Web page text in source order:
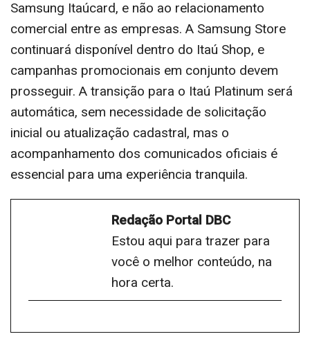
Samsung Itaúcard, e não ao relacionamento
comercial entre as empresas. A Samsung Store
continuará disponível dentro do Itaú Shop, e
campanhas promocionais em conjunto devem
prosseguir. A transição para o Itaú Platinum será
automática, sem necessidade de solicitação
inicial ou atualização cadastral, mas o
acompanhamento dos comunicados oficiais é
essencial para uma experiência tranquila.
Redação Portal DBC
Estou aqui para trazer para
você o melhor conteúdo, na
hora certa.